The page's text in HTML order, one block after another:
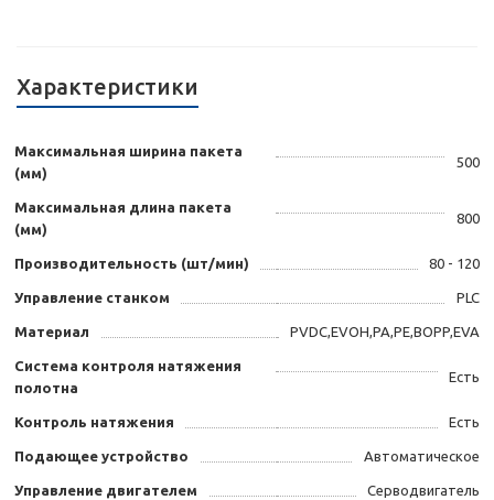
Характеристики
Максимальная ширина пакета
(мм)
500
Максимальная длина пакета
(мм)
800
Производительность (шт/мин) 80 - 120
Управление станком PLC
Материал PVDC,EVOH,PA,PE,BOPP,EVA
Система контроля натяжения
полотна
Есть
Контроль натяжения Есть
Подающее устройство Автоматическое
Управление двигателем Серводвигатель